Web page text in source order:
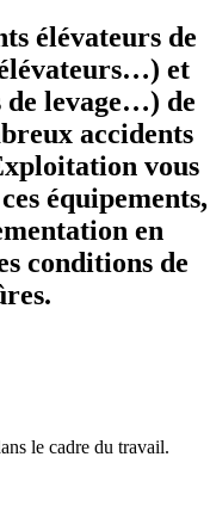
élévateurs de
et
de levage…) de
accidents
vous
équipements,
en
conditions de
le cadre du travail.